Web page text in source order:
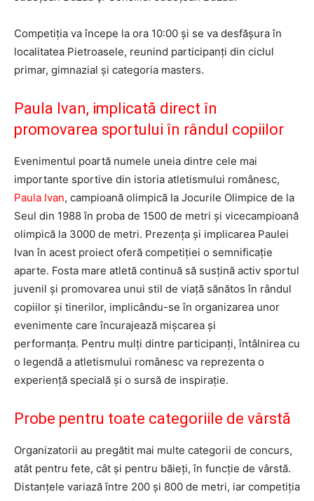
Competiția va începe la ora 10:00 și se va desfășura în
localitatea Pietroasele, reunind participanți din ciclul
primar, gimnazial și categoria masters.
Paula Ivan, implicată direct în
promovarea sportului în rândul copiilor
Evenimentul poartă numele uneia dintre cele mai
importante sportive din istoria atletismului românesc,
Paula Ivan, campioană olimpică la Jocurile Olimpice de la
Seul din 1988 în proba de 1500 de metri și vicecampioană
olimpică la 3000 de metri. Prezența și implicarea Paulei
Ivan în acest proiect oferă competiției o semnificație
aparte. Fosta mare atletă continuă să susțină activ sportul
juvenil și promovarea unui stil de viață sănătos în rândul
copiilor și tinerilor, implicându-se în organizarea unor
evenimente care încurajează mișcarea și
performanța. Pentru mulți dintre participanți, întâlnirea cu
o legendă a atletismului românesc va reprezenta o
experiență specială și o sursă de inspirație.
Probe pentru toate categoriile de vârstă
Organizatorii au pregătit mai multe categorii de concurs,
atât pentru fete, cât și pentru băieți, în funcție de vârstă.
Distanțele variază între 200 și 800 de metri, iar competiția